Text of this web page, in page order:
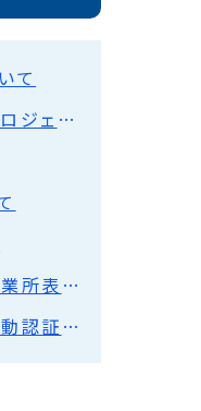
て
北海道消防団応援プロジェクト「北海道消防団応援の店」
室蘭市消防団協力事業所表示制度
室蘭市学生消防団活動認証制度